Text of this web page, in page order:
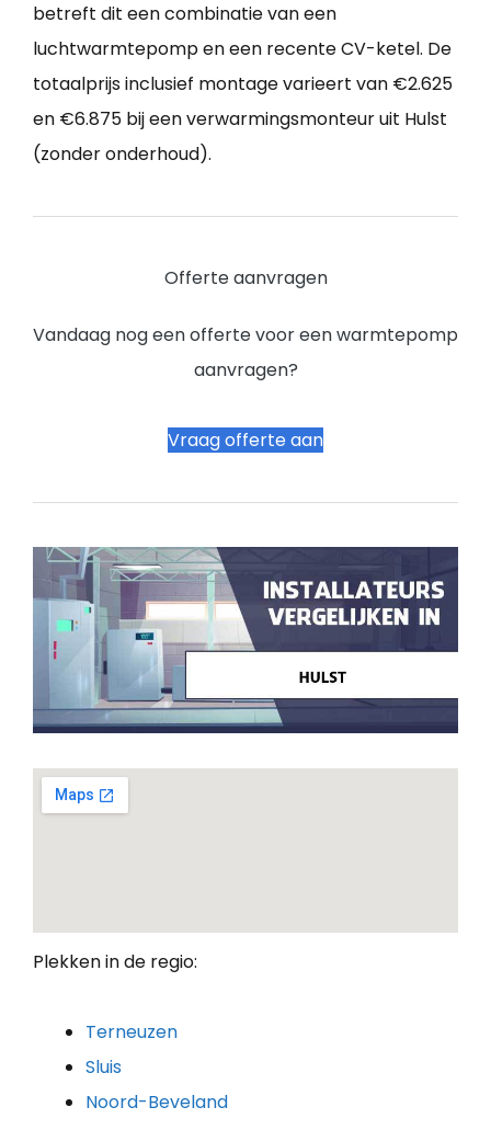
betreft dit een combinatie van een
luchtwarmtepomp en een recente CV-ketel. De
totaalprijs inclusief montage varieert van €2.625
en €6.875 bij een verwarmingsmonteur uit Hulst
(zonder onderhoud).
Offerte aanvragen
Vandaag nog een offerte voor een warmtepomp
aanvragen?
Vraag offerte aan
Plekken in de regio:
Terneuzen
Sluis
Noord-Beveland